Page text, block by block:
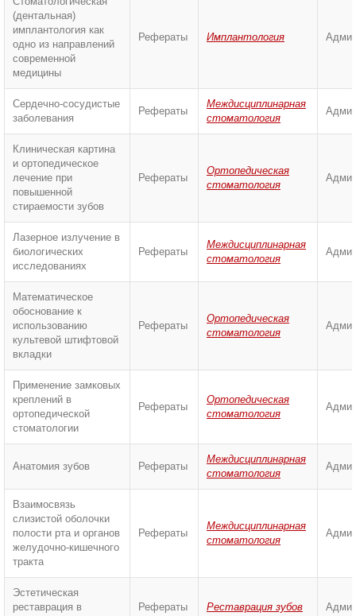
(дентальная)
имплантология как
одно из направлений
современной
медицины
Рефераты Имплантология
Сердечно-сосудистые
заболевания
Рефераты
Междисциплинарная
стоматология
Клиническая картина
и ортопедическое
лечение при
повышенной
стираемости зубов
Рефераты
Ортопедическая
стоматология
Лазерное излучение в
биологических
исследованиях
Рефераты
Междисциплинарная
стоматология
Математическое
обоснование к
использованию
культевой штифтовой
вкладки
Рефераты
Ортопедическая
стоматология
Применение замковых
креплений в
ортопедической
стоматологии
Рефераты
Ортопедическая
стоматология
Анатомия зубов Рефераты
Междисциплинарная
стоматология
Взаимосвязь
слизистой оболочки
полости рта и органов
желудочно-кишечного
тракта
Рефераты
Междисциплинарная
стоматология
Эстетическая
реставрация в
Рефераты Реставрация зубов